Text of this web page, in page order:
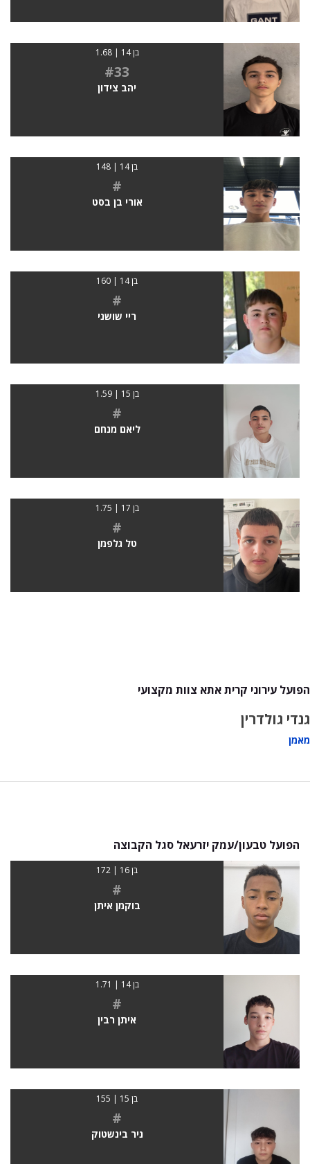
בן 14 | 1.68
#33
יהב צידון
בן 14 | 148
#
אורי בן בסט
בן 14 | 160
#
ריי שושני
בן 15 | 1.59
#
ליאם מנחם
בן 17 | 1.75
#
טל גלפמן
הפועל עירוני קרית אתא צוות מקצועי
גנדי גולדרין
מאמן
הפועל טבעון/עמק יזרעאל סגל הקבוצה
בן 16 | 172
#
בוקמן איתן
בן 14 | 1.71
#
איתן רבין
בן 15 | 155
#
ניר בינשטוק